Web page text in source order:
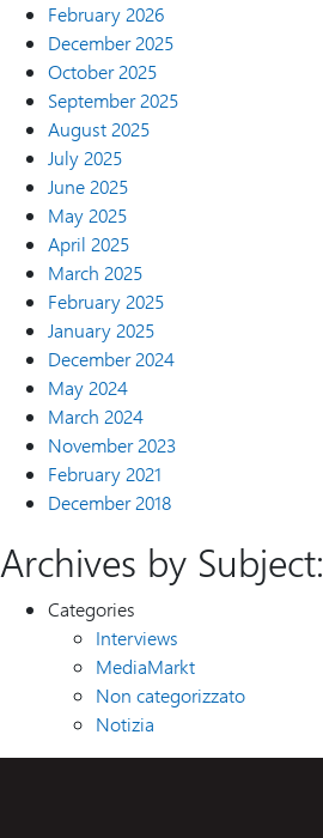
February 2026
December 2025
October 2025
September 2025
August 2025
July 2025
June 2025
May 2025
April 2025
March 2025
February 2025
January 2025
December 2024
May 2024
March 2024
November 2023
February 2021
December 2018
Archives by Subject:
Categories
Interviews
MediaMarkt
Non categorizzato
Notizia